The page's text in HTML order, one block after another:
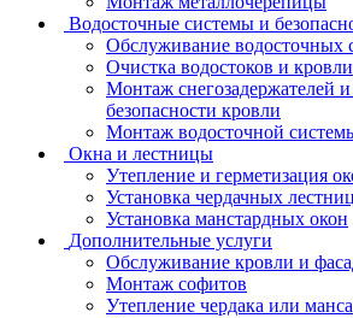
Водосточные системы и
Обслуживание водосточных
Очистка водостоков и кровли
Монтаж снегозадержателей
безопасности кровли
Монтаж водосточной
Окна и лестницы
Утепление и герметизация
Установка чердачных лестниц
Установка манстардных окон
Дополнительные услуги
Обслуживание кровли и
Монтаж софитов
Утепление чердака или